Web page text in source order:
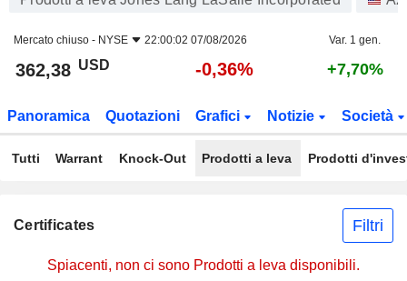
Mercato chiuso - NYSE 22:00:02 07/08/2026 Var. 1 gen.
362,38 USD -0,36% +7,70%
Panoramica Quotazioni Grafici Notizie Società
Tutti Warrant Knock-Out Prodotti a leva Prodotti
Certificates Filtri
Spiacenti, non ci sono Prodotti a leva disponibili.